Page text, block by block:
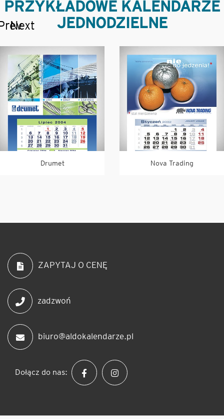
PRZYKŁADOWE KALENDARZE
JEDNODZIELNE
Drumet Nova Trading
Next
ZAPYTAJ O CENĘ
zadzwoń
biuro@aldokalendarze.pl
Dołącz do nas: